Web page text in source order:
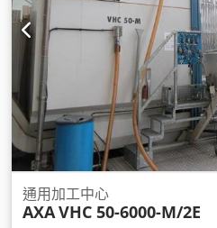
通用加工中心
AXAVHC 50-6000-M/2E